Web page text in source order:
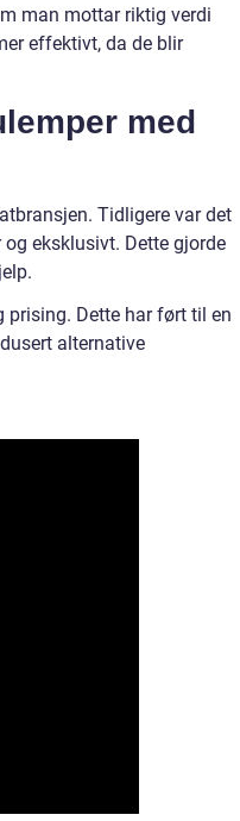
man mottar riktig verdi
effektivt, da de blir
med
Tidligere var det
eksklusivt. Dette gjorde
Dette har ført til en
alternative